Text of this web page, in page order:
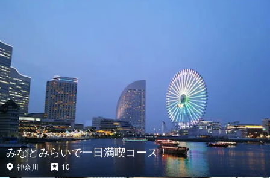
みなとみらいで一日満喫コース！
神奈川 10